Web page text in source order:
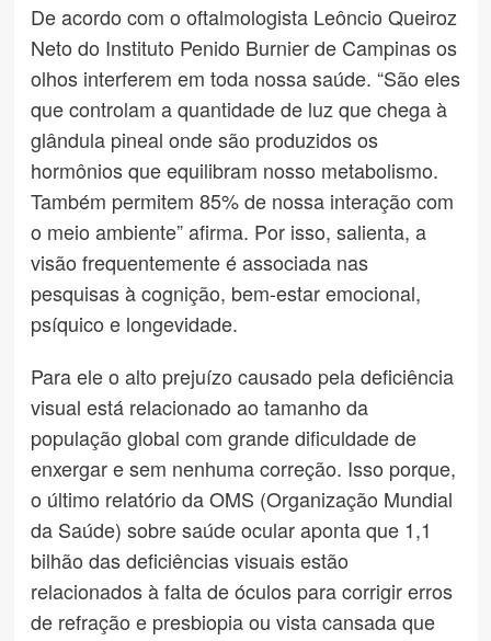
De acordo com o oftalmologista Leôncio Queiroz
Neto do Instituto Penido Burnier de Campinas os
olhos interferem em toda nossa saúde. “São eles
que controlam a quantidade de luz que chega à
glândula pineal onde são produzidos os
hormônios que equilibram nosso metabolismo.
Também permitem 85% de nossa interação com
o meio ambiente” afirma. Por isso, salienta, a
visão frequentemente é associada nas
pesquisas à cognição, bem-estar emocional,
psíquico e longevidade.
Para ele o alto prejuízo causado pela deficiência
visual está relacionado ao tamanho da
população global com grande dificuldade de
enxergar e sem nenhuma correção. Isso porque,
o último relatório da OMS (Organização Mundial
da Saúde) sobre saúde ocular aponta que 1,1
bilhão das deficiências visuais estão
relacionados à falta de óculos para corrigir erros
de refração e presbiopia ou vista cansada que